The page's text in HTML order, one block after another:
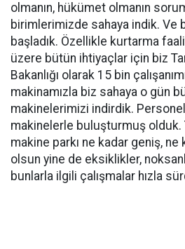
olmanın, hükümet olmanın
birimlerimizde sahaya indik. Ve
başladık. Özellikle kurtarma
üzere bütün ihtiyaçlar için biz
Bakanlığı olarak 15 bin
makinamızla biz sahaya o gün
makinelerimizi indirdik.
makinelerle buluşturmuş olduk.
makine parkı ne kadar geniş,
olsun yine de eksiklikler,
bunlarla ilgili çalışmalar hızla